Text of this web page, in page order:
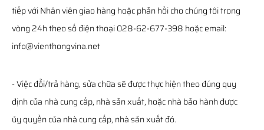
tiếp với Nhân viên giao hàng hoặc phản hồi cho chúng tôi trong
vòng 24h theo số điện thoại 028-62-677-398 hoặc email:
info@vienthongvina.net
- Việc đổi/trả hàng, sửa chữa sẽ được thực hiện theo đúng quy
định của nhà cung cấp, nhà sản xuất, hoặc nhà bảo hành được
ủy quyền của nhà cung cấp, nhà sản xuất đó.